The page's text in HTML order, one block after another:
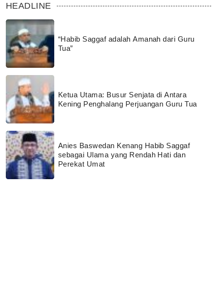
HEADLINE
“Habib Saggaf adalah Amanah dari Guru
Tua”
Ketua Utama: Busur Senjata di Antara
Kening Penghalang Perjuangan Guru Tua
Anies Baswedan Kenang Habib Saggaf
sebagai Ulama yang Rendah Hati dan
Perekat Umat